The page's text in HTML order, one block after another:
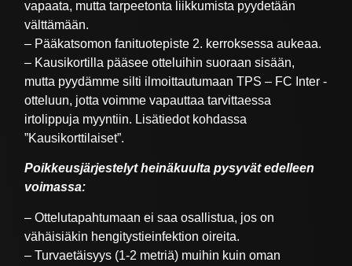
vapaata, mutta tarpeetonta liikkumista pyydetään
välttämään.
– Pääkatsomon fanituotepiste 2. kerroksessa aukeaa.
– Kausikortilla pääsee otteluihin suoraan sisään,
mutta pyydämme silti ilmoittautumaan TPS – FC Inter -
otteluun, jotta voimme vapauttaa tarvittaessa
irtolippuja myyntiin. Lisätiedot kohdassa
”Kausikorttilaiset”.
Poikkeusjärjestelyt heinäkuulta pysyvät edelleen
voimassa:
– Ottelutapahtumaan ei saa osallistua, jos on
vähäisiäkin hengitystieinfektion oireita.
– Turvaetäisyys (1-2 metriä) muihin kuin oman